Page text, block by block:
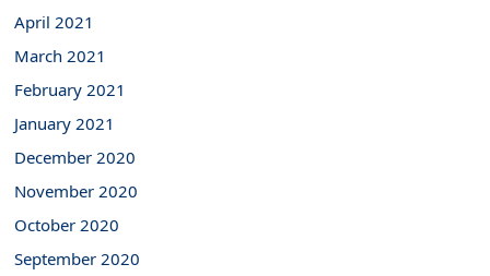
April 2021
March 2021
February 2021
January 2021
December 2020
November 2020
October 2020
September 2020